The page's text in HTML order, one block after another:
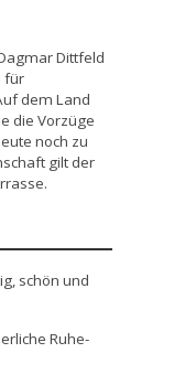
Dittfeld
für
dem Land
die Vorzüge
noch zu
gilt der
schön und
Ruhe-